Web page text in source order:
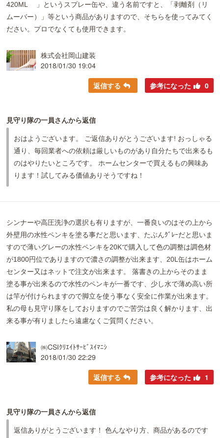
420ML 」というスプレー缶や、違う名前ですと、「剥離剤（リ
ムーバー）」等という商品がありますので、そちらを使ってみてく
ださい。プロでなくても使用できます。
株式会社岡山建装
2018/01/30 19:04
返信する 参考になった 0
見守り隊の一員さんから返信
おはようございます。 ご返信ありがとうございます! おっしゃる
通り、毎回業者への依頼は厳しいものがあり自分たちで出来るも
のはやりたいところです。 ホームセンターで買えるもの興味あ
ります！試してみる価値ありそうですね！
シンナーや高圧洗浄の選択も有りますが、一番良いのはその上から
外壁用の水性ペンキを塗る事だと思います、たぶんｸﾞﾚｰだと思いま
すので薄いグレーの水性ペンキを20Kで購入して色の調整は調色材
が1800円位でありますので濃さの調整が出来ます、20L缶はホーム
センター又はネットで注文が出来ます。 落書きの上からそのまま
塗る事が出来るので水性のペンキが一番です、少し水で薄め高い所
は竿が付けられますので脚立を使う事なく安全に作業が出来ます。
私の母も見守り隊をしておりますのでご苦労は良く解かります、出
来る事が有りましたら遠慮なくご質問ください。
㈱CSIｸﾘｴｲﾄｻｰﾋﾞｽｲﾏﾆｼ
2018/01/30 22:29
返信する 参考になった 1
見守り隊の一員さんから返信
返信ありがとうございます！ 色んなやり方、商品があるのです